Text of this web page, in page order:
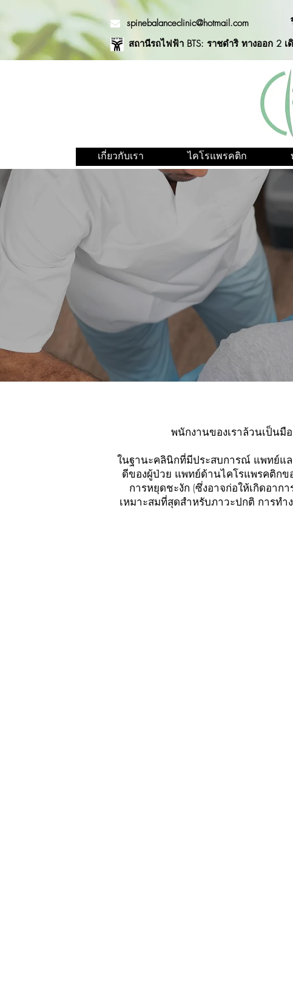
spinebalanceclinic@hotmail.com
สถานีรถไฟฟ้า BTS: ราชดำริ ทางออก 2
เกี่ยวกับเรา ไคโรแพรคติก
พนักงานของเราล้วนเป็น
ในฐานะคลินิกที่มีประสบการณ์ แพทย์แล
ดีของผู้ป่วย แพทย์ด้านไคโรแพรคติกข
การหยุดชะงัก (ซึ่งอาจก่อให้เกิดอา
เหมาะสมที่สุดสำหรับภาวะปกติ การทำ